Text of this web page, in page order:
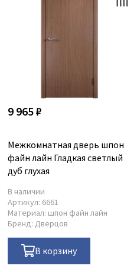
9 965 ₽
Межкомнатная дверь шпон
файн лайн Гладкая светлый
дуб глухая
В наличии
Артикул: 6661
Материал: шпон файн лайн
Бренд: Дверцов
В корзину